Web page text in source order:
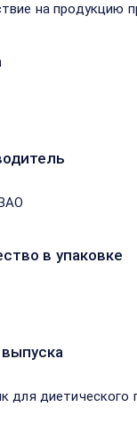
на продукцию
в упаковке
для диетического